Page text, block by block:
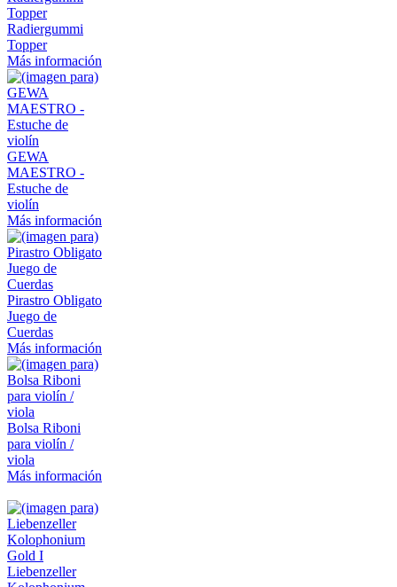
Radiergummi
Topper
Más información
GEWA
MAESTRO -
Estuche de
violín
Más información
Pirastro Obligato
Juego de
Cuerdas
Más información
Bolsa Riboni
para violín /
viola
Más información
Liebenzeller